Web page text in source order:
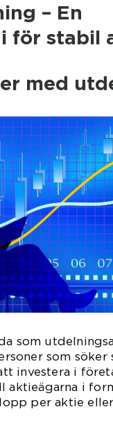
– En
för stabil
med
som
som söker
investera i
i
per aktie